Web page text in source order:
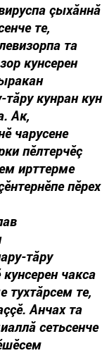
çыхăннă
те,
та
кунсерен
тăру кунран кун
Ак,
чарусене
пӗлтерчӗç
ирттерме
пӗрех
тăру
чакса
тухтăрсем те,
Анчах та
сетьсенче